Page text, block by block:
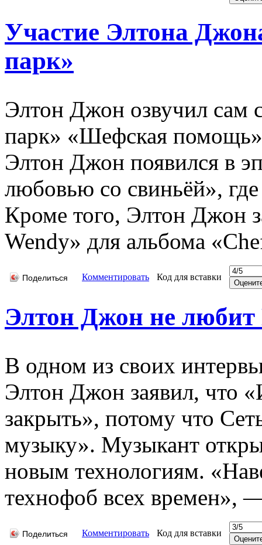
Участие Элтона
парк»
Элтон Джон озвучил сам
парк» «Шефская помощь»
Элтон Джон появился в
любовью со свиньёй»,
Кроме того, Элтон Джон
Wendy» для альбома
Поделиться Комментировать Код для вставки
Элтон Джон не любит
В одном из своих
Элтон Джон заявил, что
закрыть», потому что
музыку». Музыкант
новым технологиям.
технофоб всех времен»,
Поделиться Комментировать Код для вставки